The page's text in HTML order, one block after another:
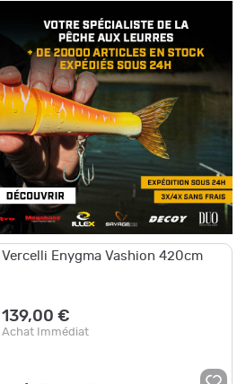
Vercelli Enygma Vashion 420cm
139,00 €
Achat Immédiat